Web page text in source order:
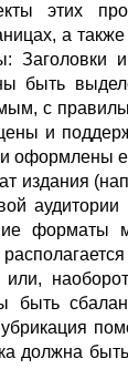
этих
а
Заголовки
быть
с
и
оформлены
издания
форматы
должна